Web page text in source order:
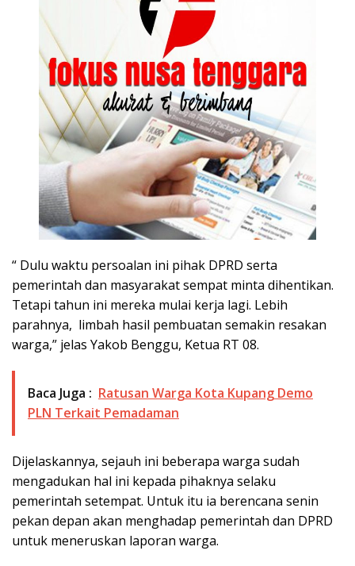
“ Dulu waktu persoalan ini pihak DPRD serta
pemerintah dan masyarakat sempat minta dihentikan.
Tetapi tahun ini mereka mulai kerja lagi. Lebih
parahnya, limbah hasil pembuatan semakin resakan
warga,” jelas Yakob Benggu, Ketua RT 08.
Baca Juga : Ratusan Warga Kota Kupang Demo
PLN Terkait Pemadaman
Dijelaskannya, sejauh ini beberapa warga sudah
mengadukan hal ini kepada pihaknya selaku
pemerintah setempat. Untuk itu ia berencana senin
pekan depan akan menghadap pemerintah dan DPRD
untuk meneruskan laporan warga.